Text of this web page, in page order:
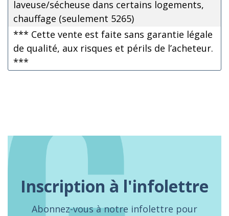
laveuse/sécheuse dans certains logements,
chauffage (seulement 5265)
*** Cette vente est faite sans garantie légale
de qualité, aux risques et périls de l’acheteur.
***
Inscription à l'infolettre
Abonnez-vous à notre infolettre pour